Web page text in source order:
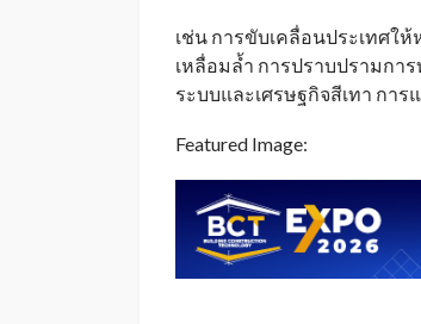
เช่น การขับเคลื่อนประเทศใ
เหลื่อมล้ำ การปราบปรามกา
ระบบและเศรษฐกิจสีเทา กา
Featured Image: